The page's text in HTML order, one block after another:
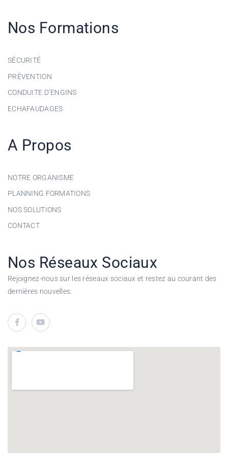
Nos Formations
SÉCURITÉ
PRÉVENTION
CONDUITE D’ENGINS
ECHAFAUDAGES
A Propos
NOTRE ORGANISME
PLANNING FORMATIONS
NOS SOLUTIONS
CONTACT
Nos Réseaux Sociaux
Rejoignez-nous sur les réseaux sociaux et restez au courant des
dernières nouvelles.